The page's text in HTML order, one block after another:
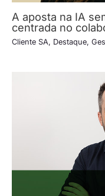
A aposta na IA
centrada no
Cliente SA, Destaque,